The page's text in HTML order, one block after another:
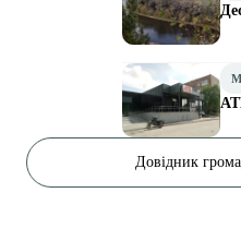
Довідник